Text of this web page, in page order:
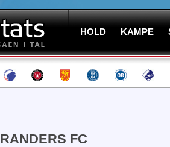
HOLD KAMPE
RANDERS FC